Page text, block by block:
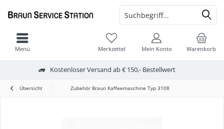
Kostenloser Versand ab € 150,- Bestellwert
Warenkorb
Merkzettel Mein Konto
Menü
Übersicht Zubehör Braun Kaffeemaschine Typ 3108